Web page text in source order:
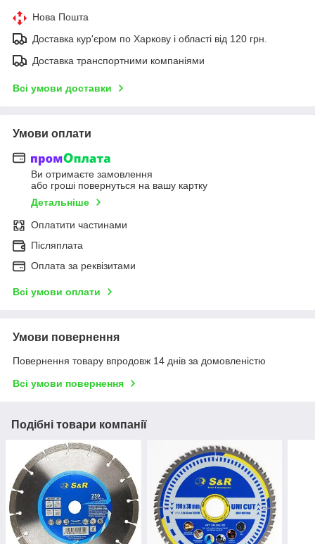
Нова Пошта
Доставка кур'єром по Харкову і області від 120 грн.
Доставка транспортними компаніями
Всі умови доставки
Умови оплати
Ви отримаєте замовлення
або гроші повернуться на вашу картку
Детальніше
Оплатити частинами
Післяплата
Оплата за реквізитами
Всі умови оплати
Умови повернення
Повернення товару впродовж 14 днів за домовленістю
Всі умови повернення
Подібні товари компанії